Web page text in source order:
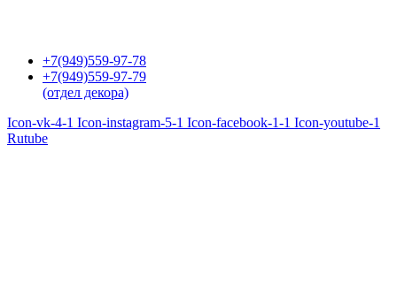
+7(949)559-97-78
+7(949)559-97-79
(отдел декора)
Icon-vk-4-1 Icon-instagram-5-1 Icon-facebook-1-1 Icon-youtube-1
Rutube